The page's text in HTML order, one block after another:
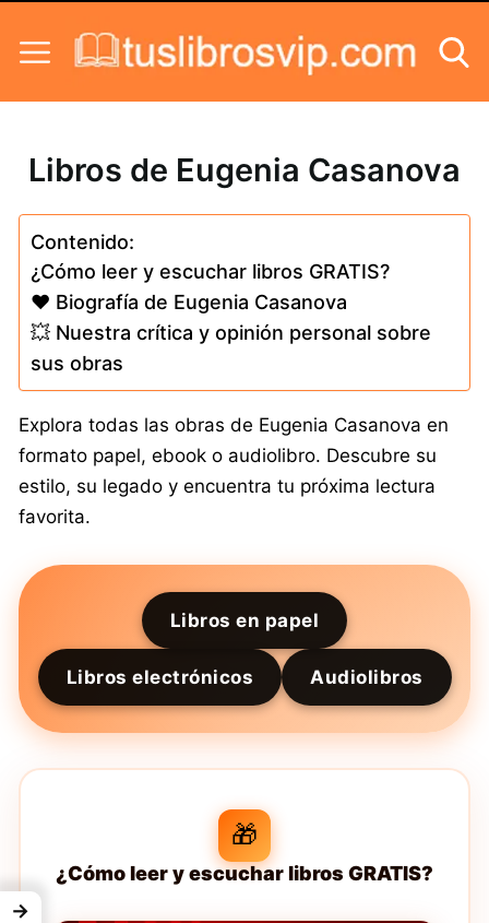
Libros de Eugenia Casanova
Contenido:
¿Cómo leer y escuchar libros GRATIS?
❤️ Biografía de Eugenia Casanova
💥 Nuestra crítica y opinión personal sobre
sus obras
Explora todas las obras de Eugenia Casanova en
formato papel, ebook o audiolibro. Descubre su
estilo, su legado y encuentra tu próxima lectura
favorita.
Libros en papel
Libros electrónicos Audiolibros
🎁
¿Cómo leer y escuchar libros GRATIS?
→